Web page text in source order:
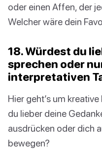
oder einen Affen, der
Welcher wäre dein
18. Würdest du
sprechen oder
interpretativen
Hier geht’s um
du lieber deine
ausdrücken oder dich
bewegen?